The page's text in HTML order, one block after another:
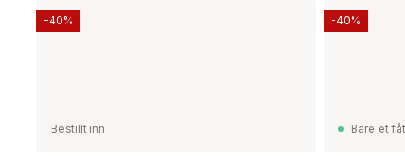
Bestillt inn
-40%
Bare et
-40%